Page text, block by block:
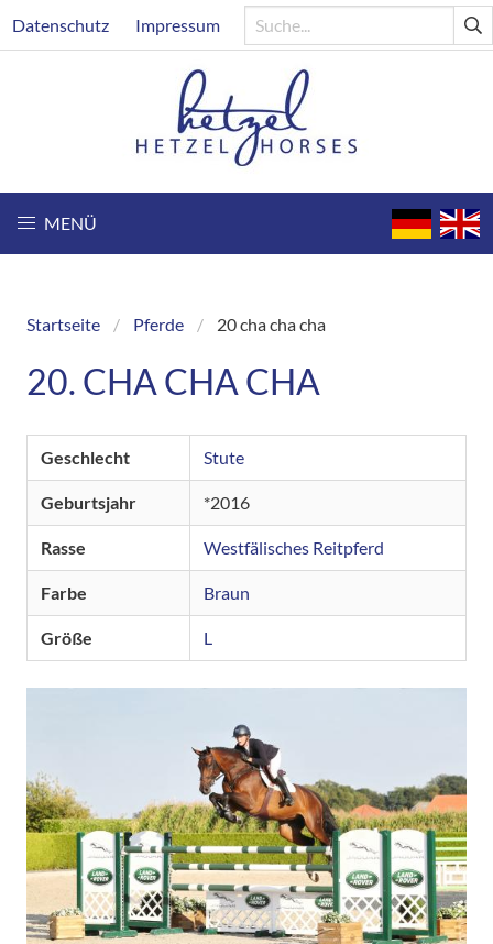
zum
Header
Datenschutz Impressum
MENÜ
Breadcrumb
Startseite Pferde 20 cha cha cha
20. CHA CHA CHA
Geschlecht Stute
Geburtsjahr 2016
Rasse Westfälisches Reitpferd
Farbe Braun
Größe L